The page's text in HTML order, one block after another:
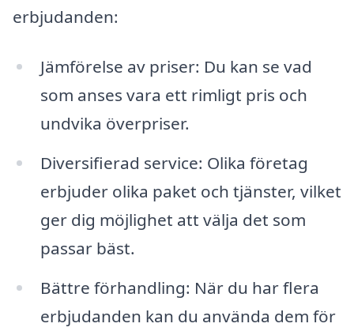
erbjudanden:
Jämförelse av priser: Du kan se vad
som anses vara ett rimligt pris och
undvika överpriser.
Diversifierad service: Olika företag
erbjuder olika paket och tjänster, vilket
ger dig möjlighet att välja det som
passar bäst.
Bättre förhandling: När du har flera
erbjudanden kan du använda dem för